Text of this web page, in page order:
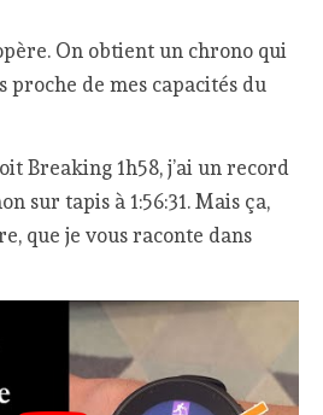
On obtient un chrono qui
proche de mes capacités du
Breaking 1h58, j’ai un record
sur tapis à 1:56:31. Mais ça,
que je vous raconte dans